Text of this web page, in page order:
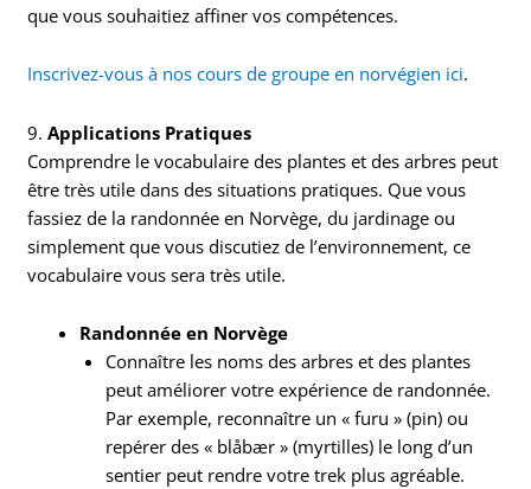
que vous souhaitiez affiner vos compétences.
Inscrivez-vous à nos cours de groupe en norvégien ici.
9.Applications Pratiques
Comprendre le vocabulaire des plantes et des arbres peut
être très utile dans des situations pratiques. Que vous
fassiez de la randonnée en Norvège, du jardinage ou
simplement que vous discutiez de l’environnement, ce
vocabulaire vous sera très utile.
Randonnée en Norvège
Connaître les noms des arbres et des plantes
peut améliorer votre expérience de randonnée.
Par exemple, reconnaître un « furu » (pin) ou
repérer des « blåbær » (myrtilles) le long d’un
sentier peut rendre votre trek plus agréable.